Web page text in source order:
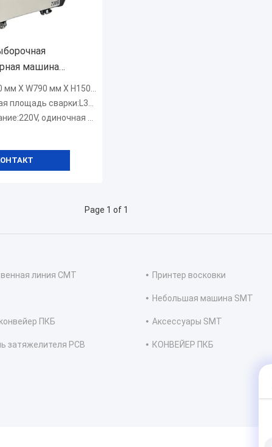
машина
ПК-контроль
X W790 мм X H1500 мм
сварки:L350 x W250 мм
одиночная фаза
Page 1 of 1
линия СМТ Принтер восковки
Небольшая машина SMT
ПКБ Аксессуары SMT
затяжелителя PCB КОНВЕЙЕР ПКБ